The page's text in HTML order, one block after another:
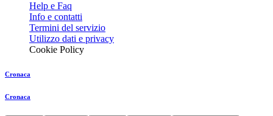
Help e Faq
Info e contatti
Termini del servizio
Utilizzo dati e privacy
Cookie Policy
Cronaca
Cronaca